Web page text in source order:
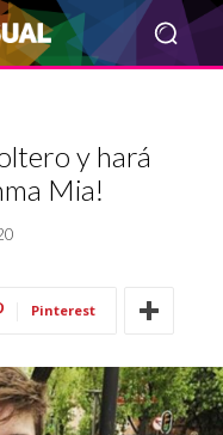
y hará
Mia!
Pinterest